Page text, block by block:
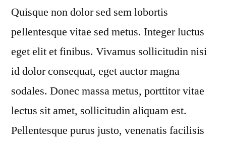
Quisque non dolor sed sem lobortis
pellentesque vitae sed metus. Integer luctus
eget elit et finibus. Vivamus sollicitudin nisi
id dolor consequat, eget auctor magna
sodales. Donec massa metus, porttitor vitae
lectus sit amet, sollicitudin aliquam est.
Pellentesque purus justo, venenatis facilisis